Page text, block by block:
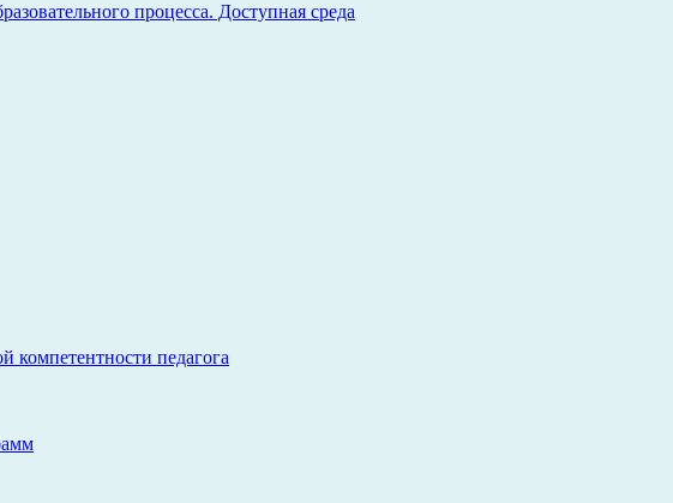
процесса. Доступная среда
компетентности педагога